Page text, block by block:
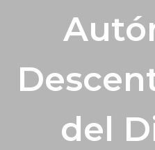
del